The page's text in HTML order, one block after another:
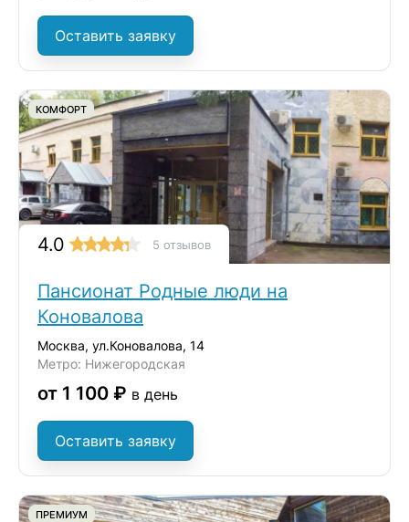
Оставить заявку
КОМФОРТ
4.0 5 отзывов
Пансионат Родные люди на
Коновалова
Москва, ул.Коновалова, 14
Метро: Нижегородская
от 1 100 ₽ в день
Оставить заявку
ПРЕМИУМ